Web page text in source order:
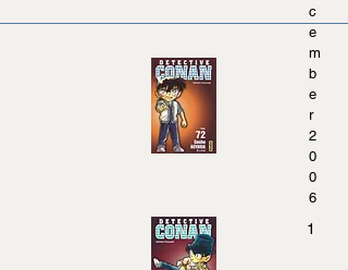
c
e
m
b
e
r
2
0
0
6
1